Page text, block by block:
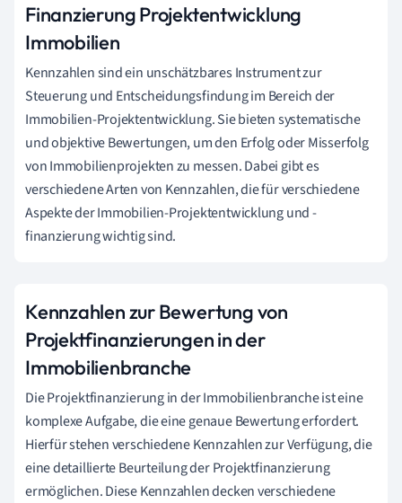
Finanzierung Projektentwicklung
Immobilien
Kennzahlen sind ein unschätzbares Instrument zur
Steuerung und Entscheidungsfindung im Bereich der
Immobilien-Projektentwicklung. Sie bieten systematische
und objektive Bewertungen, um den Erfolg oder Misserfolg
von Immobilienprojekten zu messen. Dabei gibt es
verschiedene Arten von Kennzahlen, die für verschiedene
Aspekte der Immobilien-Projektentwicklung und -
finanzierung wichtig sind.
Kennzahlen zur Bewertung von
Projektfinanzierungen in der
Immobilienbranche
Die Projektfinanzierung in der Immobilienbranche ist eine
komplexe Aufgabe, die eine genaue Bewertung erfordert.
Hierfür stehen verschiedene Kennzahlen zur Verfügung, die
eine detaillierte Beurteilung der Projektfinanzierung
ermöglichen. Diese Kennzahlen decken verschiedene